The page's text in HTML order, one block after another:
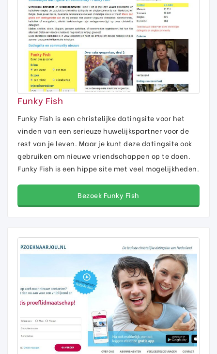
Funky Fish
Funky Fish is een christelijke datingsite voor het
vinden van een serieuze huwelijkspartner voor de
rest van je leven. Maar je kunt deze datingsite ook
gebruiken om nieuwe vriendschappen op te doen.
Funky Fish is een hippe site met veel mogelijkheden.
Bezoek Funky Fish